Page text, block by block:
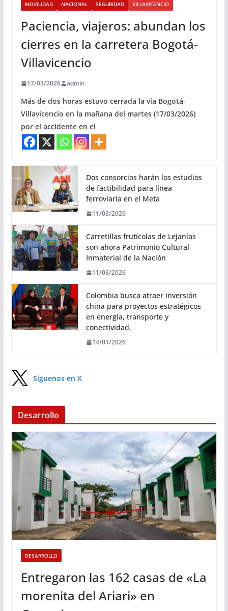
MOVILIDAD NACIONAL SEGURIDAD VILLAVICENCIO
Paciencia, viajeros: abundan los
cierres en la carretera Bogotá-
Villavicencio
17/03/2026 admin
Más de dos horas estuvo cerrada la vía Bogotá-
Villavicencio en la mañana del martes (17/03/2026)
por el accidente en el
Dos consorcios harán los estudios
de factibilidad para línea
ferroviaria en el Meta
11/03/2026
Carretillas frutícolas de Lejanías
son ahora Patrimonio Cultural
Inmaterial de la Nación
11/03/2026
Colombia busca atraer inversión
china para proyectos estratégicos
en energía, transporte y
conectividad.
14/01/2026
Síguenos en X
Desarrollo
DESARROLLO
Entregaron las 162 casas de «La
morenita del Ariari» en